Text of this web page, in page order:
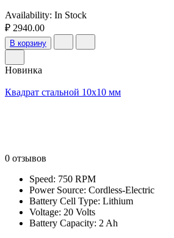
Availability: In Stock
₽ 2940.00
В корзину
Новинка
Квадрат стальной 10х10 мм
0 отзывов
Speed: 750 RPM
Power Source: Cordless-Electric
Battery Cell Type: Lithium
Voltage: 20 Volts
Battery Capacity: 2 Ah